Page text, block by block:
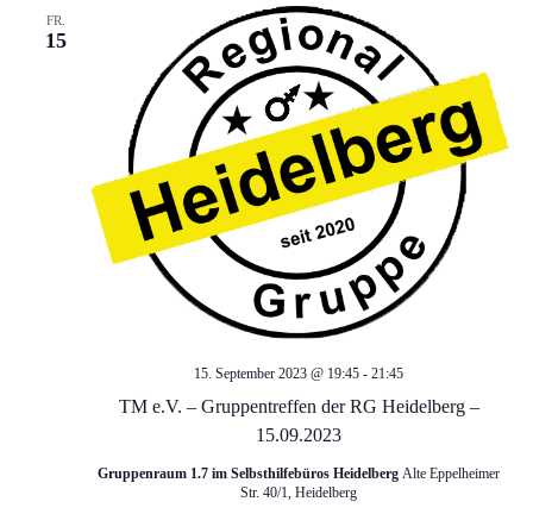
a
n
s
t
t
u
n
s
g
FR.
15
TM e.V. – Gruppentreffen der RG Heidelberg –
15.09.2023
15. September 2023 @ 19:45 - 21:45
Gruppenraum 1.7 im Selbsthilfebüros Heidelberg Alte Eppelheimer
Str. 40/1, Heidelberg